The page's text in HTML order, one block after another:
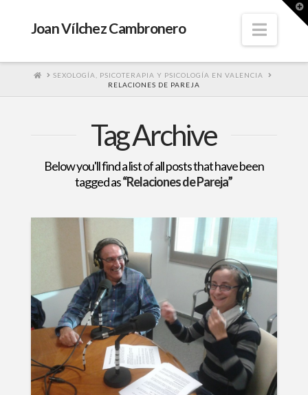
Joan Vílchez Cambronero
HOMESEXOLOGÍA, PSICOTERAPIA Y PSICOLOGÍA EN VALENCIA
RELACIONES DE PAREJA
Tag Archive
Below you'll find a list of all posts that have been
tagged as“Relaciones de Pareja”